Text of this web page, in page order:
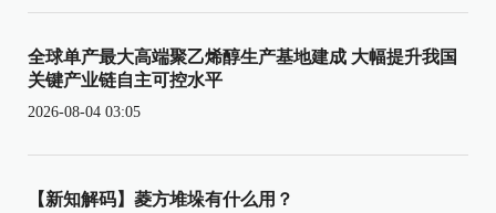
全球单产最大高端聚乙烯醇生产基地建成 大幅提升我国
关键产业链自主可控水平
2026-08-04 03:05
【新知解码】菱方堆垛有什么用？